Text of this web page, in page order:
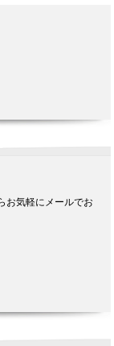
お気軽にメールでお